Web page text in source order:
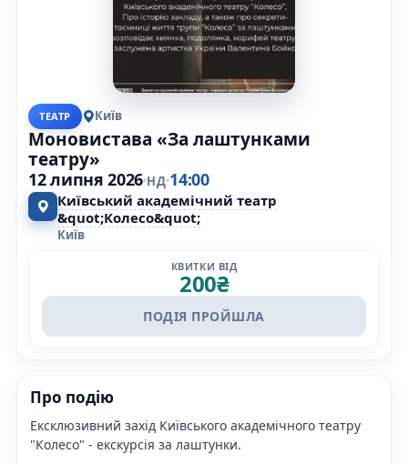
ТЕАТР Київ
Моновистава «За лаштунками
театру»
12 липня 2026 НД 14:00
Київський академічний театр
&quot;Колесо&quot;
Київ
КВИТКИ ВІД
200₴
ПОДІЯ ПРОЙШЛА
Про подію
Ексклюзивний захід Київського академічного театру
"Колесо" - екскурсія за лаштунки.